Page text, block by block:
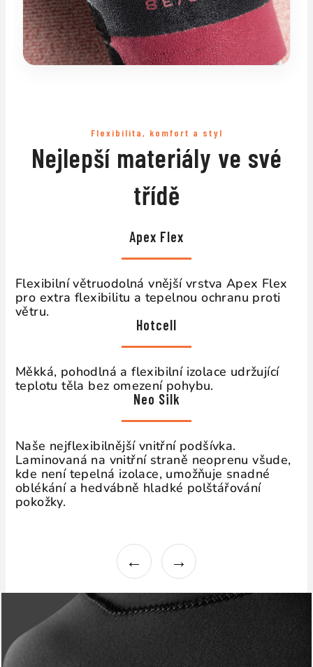
Flexibilita, komfort a styl
Nejlepší materiály ve své
třídě
Apex Flex
Flexibilní větruodolná vnější vrstva Apex Flex
pro extra flexibilitu a tepelnou ochranu proti
větru.
Hotcell
Měkká, pohodlná a flexibilní izolace udržující
teplotu těla bez omezení pohybu.
Neo Silk
Naše nejflexibilnější vnitřní podšívka.
Laminovaná na vnitřní straně neoprenu všude,
kde není tepelná izolace, umožňuje snadné
oblékání a hedvábně hladké polštářování
pokožky.
← →